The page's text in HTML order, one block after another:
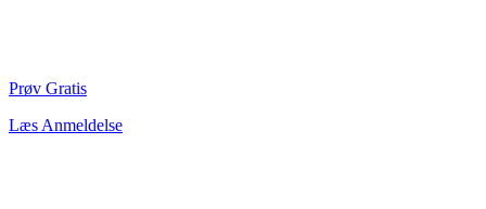
Prøv Gratis
Læs Anmeldelse